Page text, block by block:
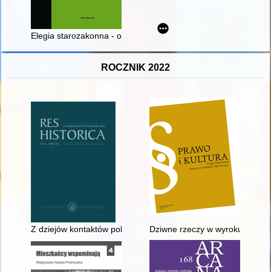
Elegia starozakonna - o szmoncesie w PRL-u
ROCZNIK 2022
Z dziejów kontaktów polskich i ukraińskich badaczy
Dziwne rzeczy w wyroku sądu